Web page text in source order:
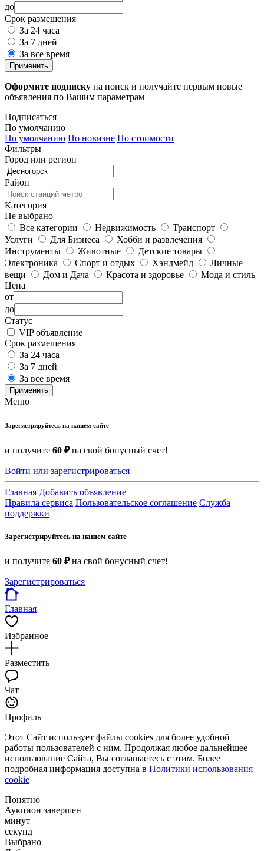
до
Срок размещения
За 24 часа
За 7 дней
За все время
Применить
Оформите подписку на поиск и получайте первым новые
объявления по Вашим параметрам
Подписаться
По умолчанию
По умолчанию По новизне По стоимости
Фильтры
Город или регион
Район
Категория
Не выбрано
Все категории
Недвижимость
Транспорт
Услуги
Для Бизнеса
Хобби и развлечения
Инструменты
Животные
Детские товары
Электроника
Спорт и отдых Хэндмейд
Личные
вещи
Дом и Дача Красота и здоровье
Мода и стиль
Цена
от
до
Статус
VIP объявление
Срок размещения
За 24 часа
За 7 дней
За все время
Применить
Меню
Зарегистрируйтесь на нашем сайте
и получите 60 ₽на свой бонусный счет!
Войти или зарегистрироваться
Главная Добавить объявление
Правила сервиса Пользовательское соглашение Служба
поддержки
Зарегистрируйтесь на нашем сайте
и получите 60 ₽на свой бонусный счет!
Зарегистрироваться
Главная
Избранное
Разместить
Чат
Профиль
Этот Сайт использует файлы cookies для более удобной
работы пользователей с ним. Продолжая любое дальнейшее
использование Сайта, Вы соглашаетесь с этим. Более
подробная информация доступна в Политики использования
cookie
Понятно
Аукцион завершен
минут
секунд
Выбрано